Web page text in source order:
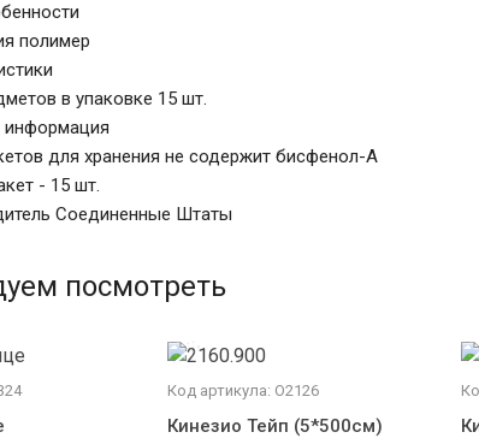
полимер
в упаковке 15 шт.
информация
для хранения не содержит бисфенол-А
- 15 шт.
Соединенные Штаты
посмотреть
Код артикула: О2126
Кинезио Тейп (5*500см)